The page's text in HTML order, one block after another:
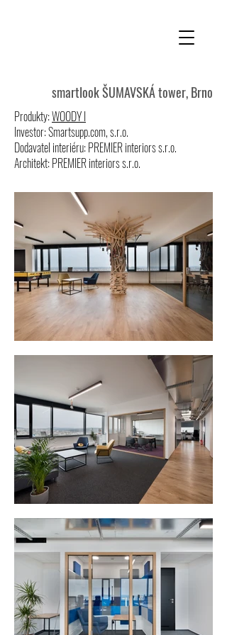
smartlook ŠUMAVSKÁ tower, Brno
Produkty:WOODY I
Investor: Smartsupp.com, s.r.o.
Dodavatel interiéru: PREMIER interiors s.r.o.
Architekt: PREMIER interiors s.r.o.